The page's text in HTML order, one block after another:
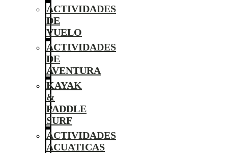
ACTIVIDADES
DE
VUELO
ACTIVIDADES
DE
AVENTURA
KAYAK
&
PADDLE
SURF
ACTIVIDADES
ACUATICAS